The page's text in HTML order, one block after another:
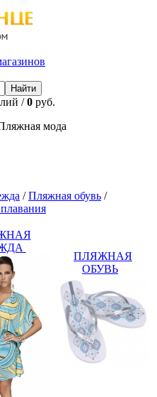
/0 руб.
мода
/ Пляжная обувь /
ПЛЯЖНАЯ
ОБУВЬ